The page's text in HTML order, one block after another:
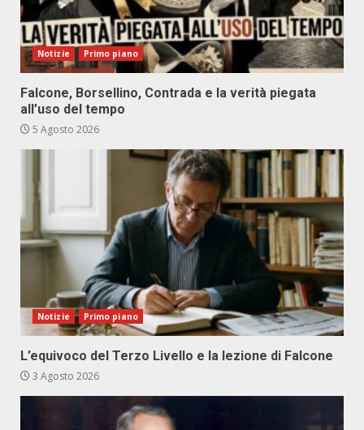
Notizie Primo piano
Falcone, Borsellino, Contrada e la verità piegata
all’uso del tempo
5 Agosto 2026
Notizie Primo piano
L’equivoco del Terzo Livello e la lezione di Falcone
3 Agosto 2026